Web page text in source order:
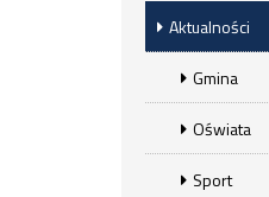
Aktualności
Gmina
Oświata
Sport